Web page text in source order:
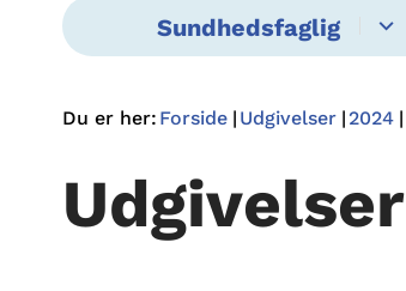
Sundhedsfaglig
Du er her: Forside Udgivelser 2024
Udgivelser